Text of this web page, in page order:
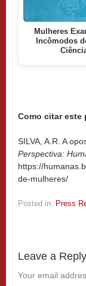
Mulheres
Incômodos
Como citar este
SILVA, A.R. A
Perspectiva:
https://
de-mulheres/
Posted in: Press
Leave a Reply
Your email